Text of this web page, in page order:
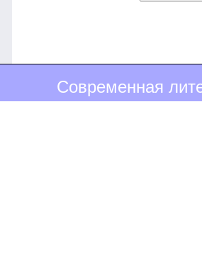
Современная